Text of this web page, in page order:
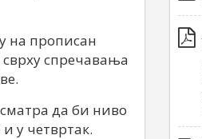
на прописан
сврху спречавања
сматра да би ниво
у четвртак.